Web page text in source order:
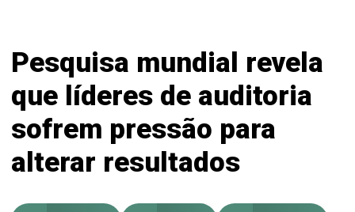
Pesquisa mundial revela
que líderes de auditoria
sofrem pressão para
alterar resultados